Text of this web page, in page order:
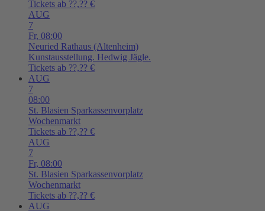
Tickets ab ??,?? €
AUG
7
Fr, 08:00
Neuried Rathaus (Altenheim)
Kunstausstellung. Hedwig Jägle.
Tickets ab ??,?? €
AUG
7
08:00
St. Blasien Sparkassenvorplatz
Wochenmarkt
Tickets ab ??,?? €
AUG
7
Fr, 08:00
St. Blasien Sparkassenvorplatz
Wochenmarkt
Tickets ab ??,?? €
AUG